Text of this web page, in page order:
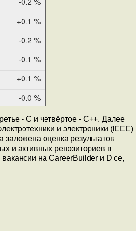
- C и четвёртое - C++. Далее
и электроники (IEEE)
заложена оценка результатов
и активных репозиториев в
на CareerBuilder и Dice,